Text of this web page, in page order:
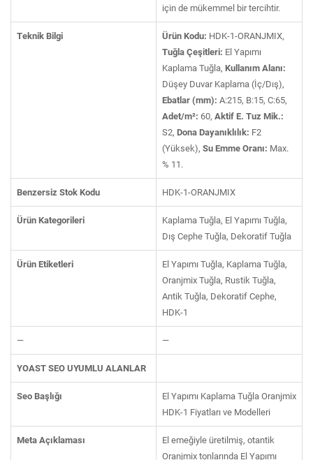
için de mükemmel bir tercihtir.
Teknik Bilgi Ürün Kodu: HDK-1-ORANJMIX,
Tuğla Çeşitleri: El Yapımı
Kaplama Tuğla, Kullanım Alanı:
Düşey Duvar Kaplama (İç/Dış),
Ebatlar (mm): A:215, B:15, C:65,
Adet/m²: 60, Aktif E. Tuz Mik.:
S2, Dona Dayanıklılık: F2
(Yüksek), Su Emme Oranı: Max.
% 11.
Benzersiz Stok Kodu HDK-1-ORANJMIX
Ürün Kategorileri
Kaplama Tuğla, El Yapımı Tuğla,
Dış Cephe Tuğla, Dekoratif Tuğla
Ürün Etiketleri
El Yapımı Tuğla, Kaplama Tuğla,
Oranjmix Tuğla, Rustik Tuğla,
Antik Tuğla, Dekoratif Cephe,
HDK-1
— —
YOAST SEO UYUMLU ALANLAR
Seo Başlığı
El Yapımı Kaplama Tuğla Oranjmix
HDK-1 Fiyatları ve Modelleri
Meta Açıklaması
El emeğiyle üretilmiş, otantik
Oranjmix tonlarında El Yapımı